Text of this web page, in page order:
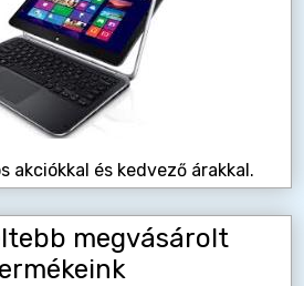
akciókkal és kedvező árakkal.
megvásárolt